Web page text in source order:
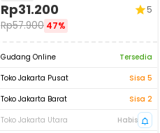
Rp31.200
Rp57.900 47%
5
Gudang Online
Tersedia
Toko Jakarta Pusat
Sisa 5
Toko Jakarta Barat
Sisa 2
Toko Jakarta Utara
Habis